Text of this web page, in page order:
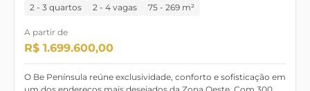
2 - 3 quartos 2 - 4 vagas 75 - 269 m²
A partir de
R$ 1.699.600,00
O Be Península reúne exclusividade, conforto e sofisticação em